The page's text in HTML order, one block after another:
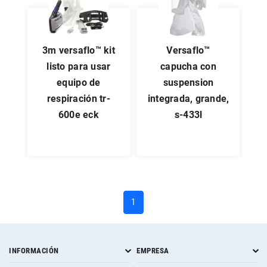
3m versaflo™ kit
listo para usar
equipo de
respiración tr-
600e eck
versaflo™
capucha con
suspension
integrada, grande,
s-433l
1
INFORMACIÓN EMPRESA